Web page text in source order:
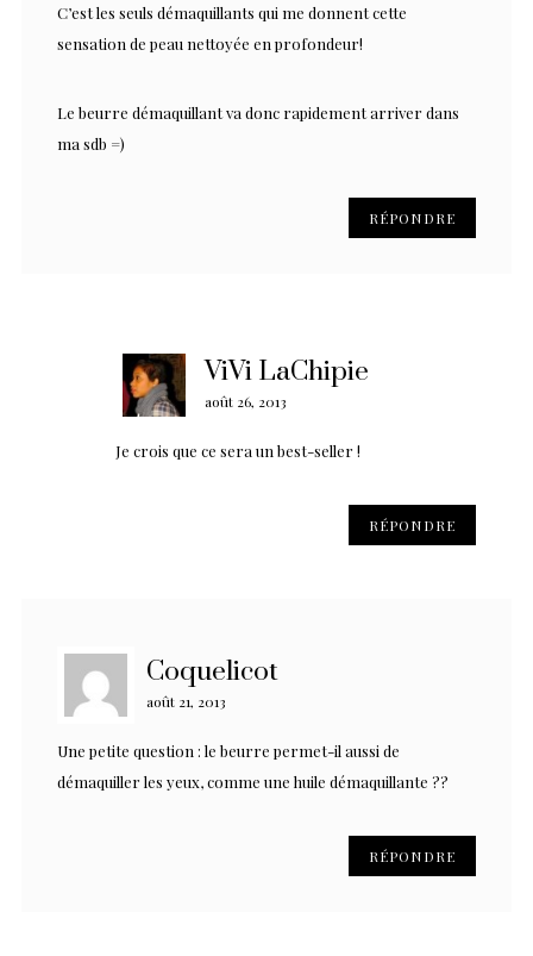
C’est les seuls démaquillants qui me donnent cette
sensation de peau nettoyée en profondeur!
Le beurre démaquillant va donc rapidement arriver dans
ma sdb =)
RÉPONDRE
ViVi LaChipie
août 26, 2013
Je crois que ce sera un best-seller !
RÉPONDRE
Coquelicot
août 21, 2013
Une petite question : le beurre permet-il aussi de
démaquiller les yeux, comme une huile démaquillante ??
RÉPONDRE